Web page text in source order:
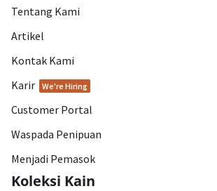
Tentang Kami
Artikel
Kontak Kami
Karir
We're Hiring
Customer Portal
Waspada Penipuan
Menjadi Pemasok
Koleksi Kain